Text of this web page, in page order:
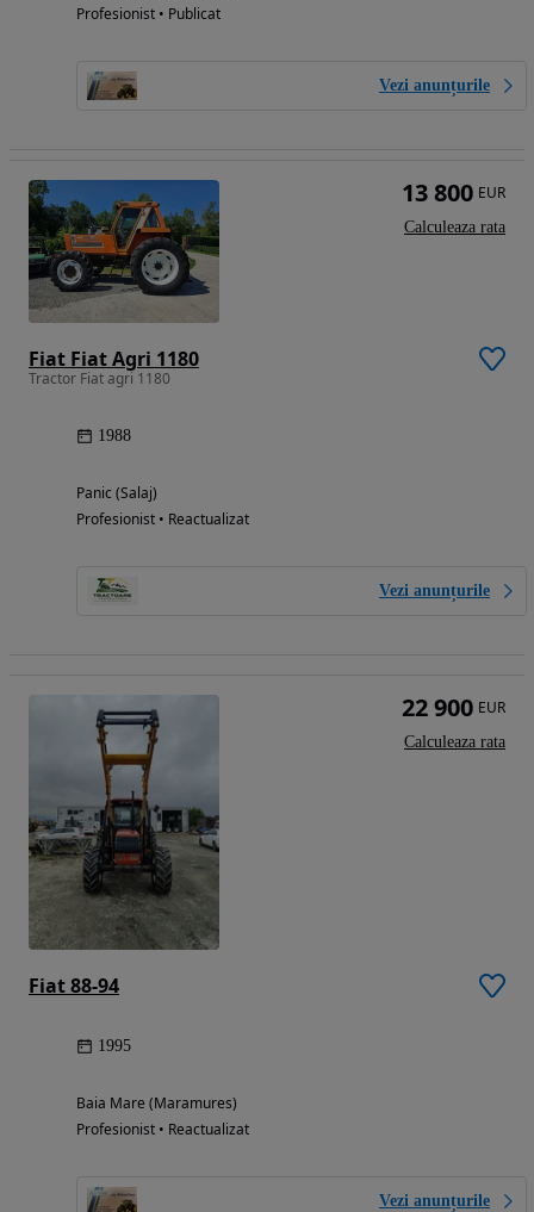
Profesionist • Publicat
Vezi anunțurile
Fiat Fiat Agri 1180
Tractor Fiat agri 1180
1988
Panic (Salaj)
Profesionist • Reactualizat
Vezi anunțurile
13 800 EUR
Calculeaza rata
Fiat 88-94
1995
Baia Mare (Maramures)
Profesionist • Reactualizat
Vezi anunțurile
22 900 EUR
Calculeaza rata